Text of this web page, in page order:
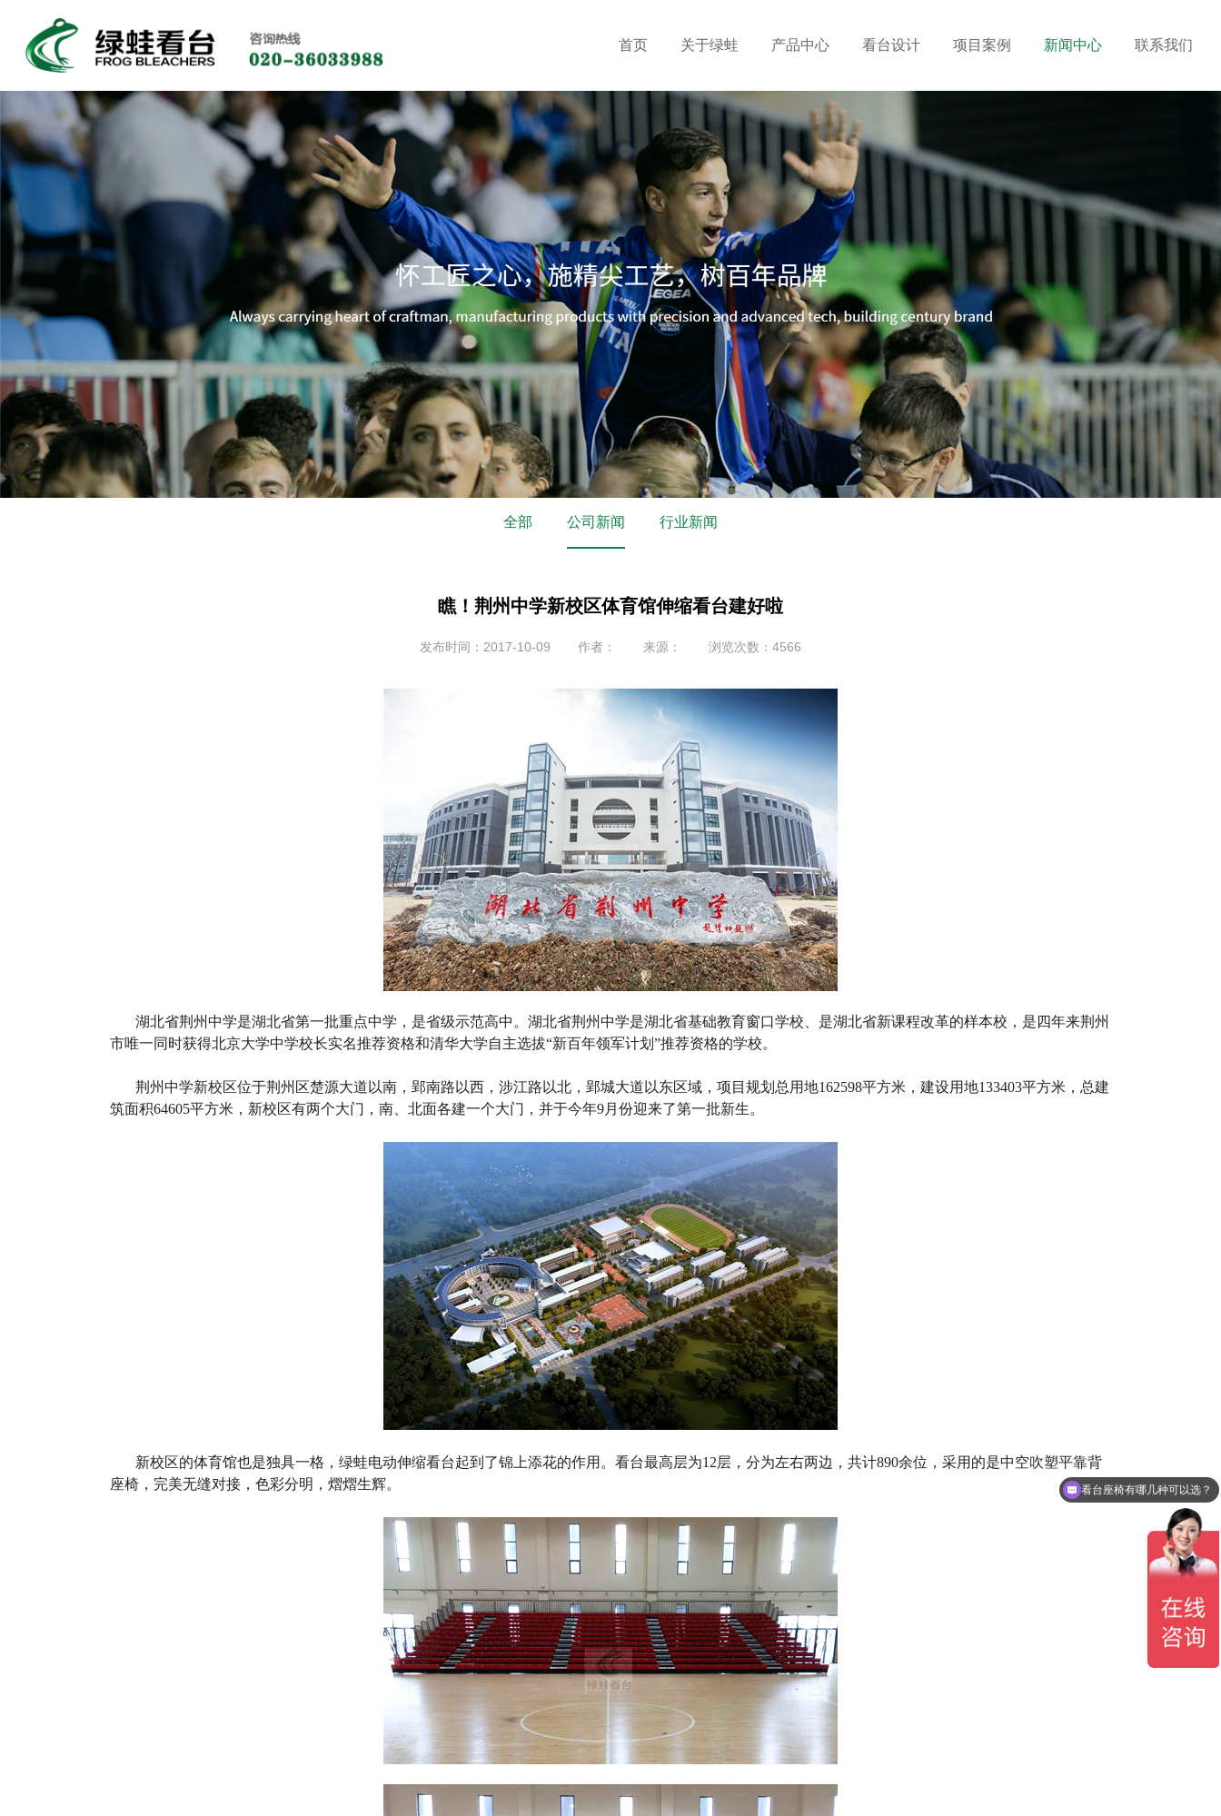
首页 关于绿蛙 产品中心 看台设计 项目案例 新闻中心 联系我们
全部 公司新闻 行业新闻
瞧！荆州中学新校区体育馆伸缩看台建好啦
发布时间：2017-10-09 作者： 来源： 浏览次数：4566
湖北省荆州中学是湖北省第一批重点中学，是省级示范高中。湖北省荆州中学是湖北省基础教育窗口学校、是湖北省新课程改革的样本校，是四年来荆州
市唯一同时获得北京大学中学校长实名推荐资格和清华大学自主选拔“新百年领军计划”推荐资格的学校。
荆州中学新校区位于荆州区楚源大道以南，郢南路以西，涉江路以北，郢城大道以东区域，项目规划总用地162598平方米，建设用地133403平方米，总建
筑面积64605平方米，新校区有两个大门，南、北面各建一个大门，并于今年9月份迎来了第一批新生。
新校区的体育馆也是独具一格，绿蛙电动伸缩看台起到了锦上添花的作用。看台最高层为12层，分为左右两边，共计890余位，采用的是中空吹塑平靠背
座椅，完美无缝对接，色彩分明，熠熠生辉。
做一套看台座椅要多少钱？